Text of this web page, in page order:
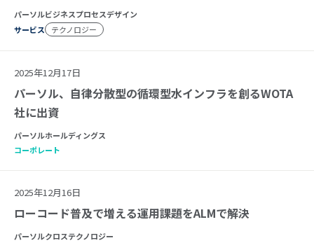
パーソルビジネスプロセスデザイン
サービス
テクノロジー
2025年12月17日
パーソル、自律分散型の循環型水インフラを創るWOTA
社に出資
パーソルホールディングス
コーポレート
2025年12月16日
ローコード普及で増える運用課題をALMで解決
パーソルクロステクノロジー